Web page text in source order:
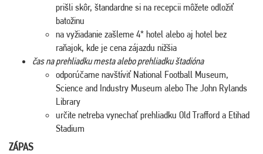
prišli skôr, štandardne si na recepcii môžete odložiť
batožinu
na vyžiadanie zašleme 4* hotel alebo aj hotel bez
raňajok, kde je cena zájazdu nižšia
čas na prehliadku mesta alebo prehliadku štadióna
odporúčame navštíviť National Football Museum,
Science and Industry Museum alebo The John Rylands
Library
určite netreba vynechať prehliadku Old Trafford a Etihad
Stadium
ZÁPAS